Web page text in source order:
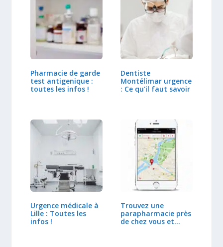
Pharmacie de garde
test antigenique :
toutes les infos !
Dentiste
Montélimar urgence
: Ce qu'il faut savoir
Urgence médicale à
Lille : Toutes les
infos !
Trouvez une
parapharmacie près
de chez vous et…